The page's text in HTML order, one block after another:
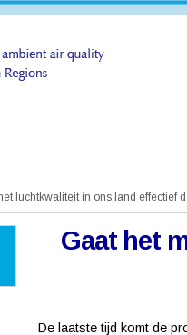
luchtkwaliteit in ons land effectief
Gaat het
De laatste tijd komt de